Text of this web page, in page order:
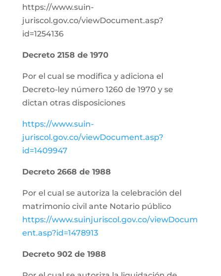
https://www.suin-
juriscol.gov.co/viewDocument.asp?
id=1254136
Decreto 2158 de 1970
Por el cual se modifica y adiciona el
Decreto-ley número 1260 de 1970 y se
dictan otras disposiciones
https://www.suin-
juriscol.gov.co/viewDocument.asp?
id=1409947
Decreto 2668 de 1988
Por el cual se autoriza la celebración del
matrimonio civil ante Notario público
https://www.suinjuriscol.gov.co/viewDocum
ent.asp?id=1478913
Decreto 902 de 1988